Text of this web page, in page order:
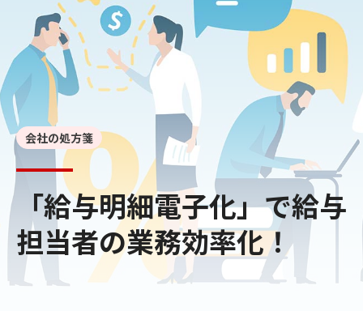
「給与明細電子化」で給与
担当者の業務効率化！
会社の処方箋